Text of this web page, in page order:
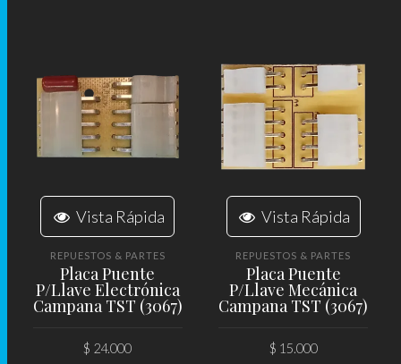
Vista Rápida
REPUESTOS & PARTES
Placa Puente
P/Llave Electrónica
Campana TST (3067)
$ 24.000
Vista Rápida
REPUESTOS & PARTES
Placa Puente
P/Llave Mecánica
Campana TST (3067)
$ 15.000